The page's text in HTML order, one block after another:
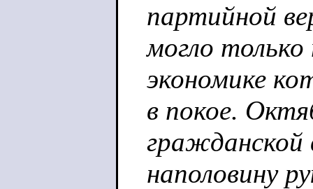
партийной
могло
экономике
в покое.
гражданской
наполовину